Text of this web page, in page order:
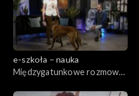
e-szkoła – nauka
Międzygatunkowe rozmowy,